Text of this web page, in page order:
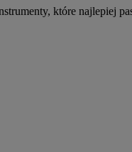
które najlepiej